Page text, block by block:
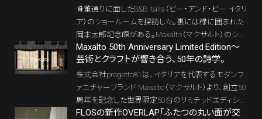
骨董通りに面したB&B Italia（ビー・アンド・ビー イタリ
ア）のショールームを探訪した。裏には緑に囲まれた
岡本太郎記念館がある。Maxalto（マクサルト）のショ
ールームである地下1階も含めると4フロアにも及ぶ
ので、前後編2回に分けてレポートする。4フロアにわ
たる空間のうち、前編では1階・2階のインドアコレク
ションにフォーカスする。Patricia Urquiolaの「Tufty-Ti
me 20」、Mario Belliniの「Camaleonda」、Antonio Cit
terioの最新作など、名作と新作が共存する展示構成
Maxalto 50th Anniversary Limited Edition～
芸術とクラフトが響き合う、50年の詩学。
株式会社progetto81は、イタリアを代表するモダンフ
ァニチャーブランド Maxalto（マクサルト）より、創立50
周年を記念した世界限定50台のリミテッドエディショ
ン「Lilum 50」「Pathos 50」を発表した。展示販売は 2
FLOSの新作OVERLAP「ふたつの丸い面が交